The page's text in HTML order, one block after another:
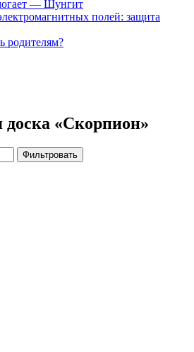
— Шунгит
полей: защита
родителям?
доска «Скорпион»
Фильтровать